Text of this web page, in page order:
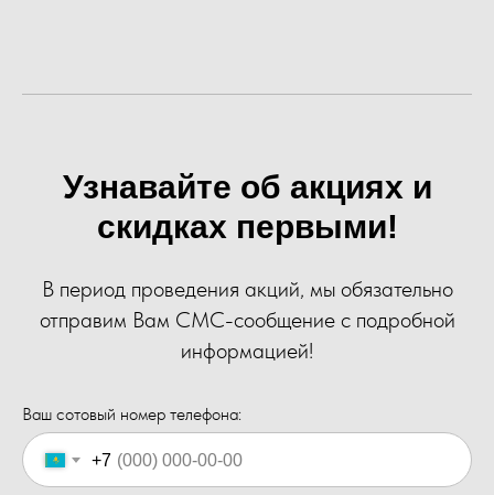
Узнавайте об акциях и
скидках первыми!
В период проведения акций, мы обязательно
отправим Вам СМС-сообщение с подробной
информацией!
Ваш сотовый номер телефона:
+7